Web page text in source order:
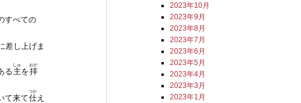
すべての
差し上げま
る 主
しゅ
を拝
おが
て来て仕
つか
え
2023年10月
2023年9月
2023年8月
2023年7月
2023年6月
2023年5月
2023年4月
2023年3月
2023年1月